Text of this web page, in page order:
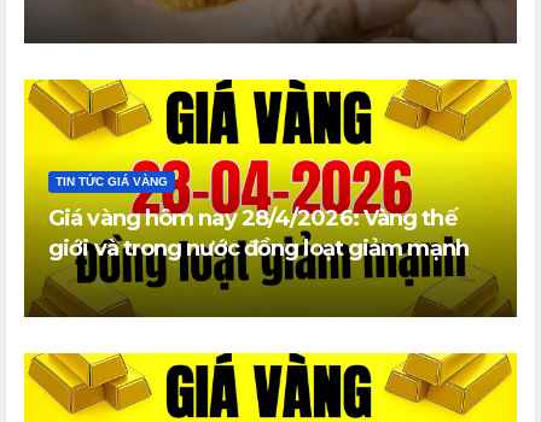
TIN TỨC GIÁ VÀNG
Giá vàng hôm nay 28/4/2026: Vàng thế
giới và trong nước đồng loạt giảm mạnh